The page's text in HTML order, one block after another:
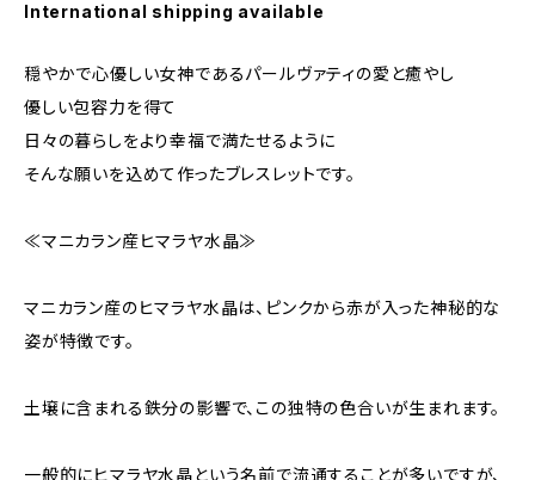
International shipping available
穏やかで心優しい女神であるパールヴァティの愛と癒やし
優しい包容力を得て
日々の暮らしをより幸福で満たせるように
そんな願いを込めて作ったブレスレットです。
≪マニカラン産ヒマラヤ水晶≫
マニカラン産のヒマラヤ水晶は、ピンクから赤が入った神秘的な
姿が特徴です。
土壌に含まれる鉄分の影響で、この独特の色合いが生まれます。
一般的にヒマラヤ水晶という名前で流通することが多いですが、